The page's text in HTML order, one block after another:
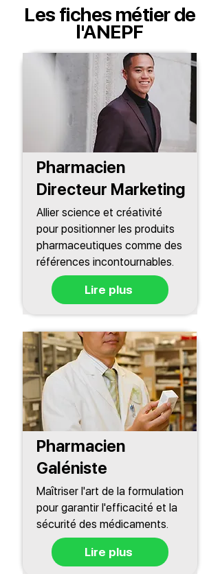
Les fiches métier de
l'ANEPF
Pharmacien
Directeur Marketing
Allier science et créativité
pour positionner les produits
pharmaceutiques comme des
références incontournables.
Lire plus
Pharmacien
Galéniste
Maîtriser l'art de la formulation
pour garantir l'efficacité et la
sécurité des médicaments.
Lire plus